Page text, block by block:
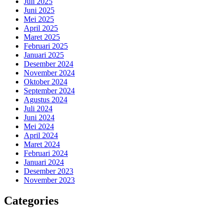
Juni 2025
Mei 2025
April 2025
Maret 2025
Februari 2025
Januari 2025
Desember 2024
November 2024
Oktober 2024
September 2024
Agustus 2024
Juli 2024
Juni 2024
Mei 2024
April 2024
Maret 2024
Februari 2024
Januari 2024
Desember 2023
November 2023
Categories